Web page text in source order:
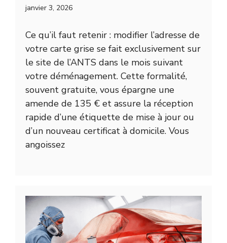
janvier 3, 2026
Ce qu’il faut retenir : modifier l’adresse de
votre carte grise se fait exclusivement sur
le site de l’ANTS dans le mois suivant
votre déménagement. Cette formalité,
souvent gratuite, vous épargne une
amende de 135 € et assure la réception
rapide d’une étiquette de mise à jour ou
d’un nouveau certificat à domicile. Vous
angoissez